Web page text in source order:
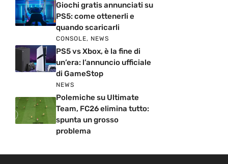
Giochi gratis annunciati su
PS5: come ottenerli e
quando scaricarli
CONSOLE, NEWS
PS5 vs Xbox, è la fine di
un’era: l’annuncio ufficiale
di GameStop
NEWS
Polemiche su Ultimate
Team, FC26 elimina tutto:
spunta un grosso
problema